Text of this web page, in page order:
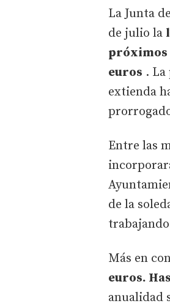
La Junta
de julio la
próximos
euros .
extienda
Entre las
de la
Más en
euros.
anualidad